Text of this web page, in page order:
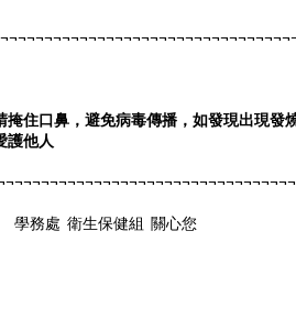
掩住口鼻，避免病毒傳播，如發現出現發
護他人
關心您